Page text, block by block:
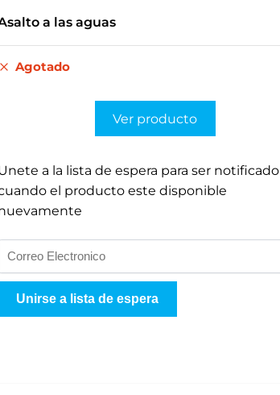
a las aguas
Agotado
Ver producto
a la lista de espera para ser notificado
el producto este disponible
Unirse a lista de espera